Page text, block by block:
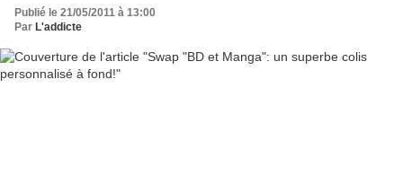
Publié le 21/05/2011 à 13:00
Par L'addicte